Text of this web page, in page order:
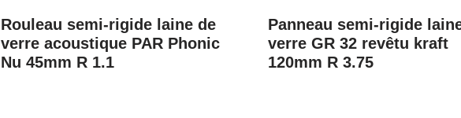
Rouleau semi-rigide laine de
verre acoustique PAR Phonic
Nu 45mm R 1.1
Panneau semi-rigide
verre GR 32 revêtu kraft
120mm R 3.75